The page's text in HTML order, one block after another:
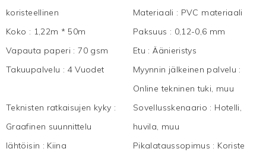
koristeellinen
Materiaali : PVC materiaali
Koko : 1,22m * 50m Paksuus : 0,12-0,6 mm
Vapauta paperi :70 gsm Etu :Äänieristys
Takuupalvelu : 4 Vuodet Myynnin jälkeinen palvelu :
Online tekninen tuki, muu
Teknisten ratkaisujen kyky :
Graafinen suunnittelu
Sovellusskenaario : Hotelli,
huvila, muu
lähtöisin : Kiina Pikalataussopimus : Koriste